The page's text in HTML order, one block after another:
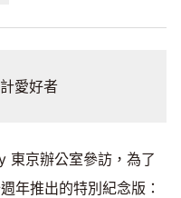
愛好者
東京辦公室參訪，為了
年推出的特別紀念版：